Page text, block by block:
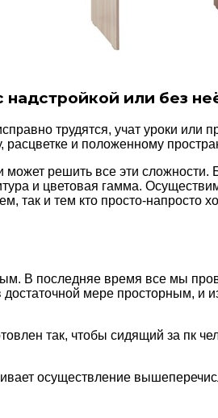
или без
трудятся, учат уроки или
и положенному
может решить все эти
и цветовая гамма.
так и тем кто просто-напросто
В последняе время все мы
мере просторным, и
так, чтобы сидящий за пк
осуществление